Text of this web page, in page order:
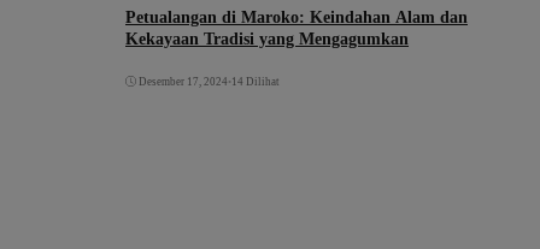
Petualangan di Maroko: Keindahan Alam dan
Kekayaan Tradisi yang Mengagumkan
Desember 17, 2024 • 14 Dilihat